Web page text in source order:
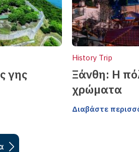
γης
History Trip
Ξάνθη: Η
χρώµατα
Διαβάστε